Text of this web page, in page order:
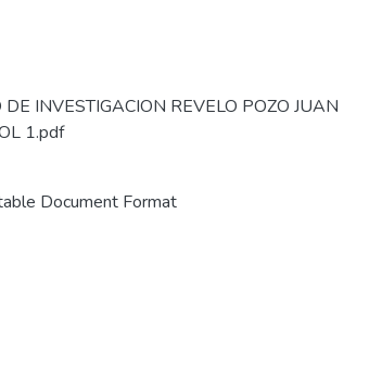
DE INVESTIGACION REVELO POZO JUAN
1.pdf
Document Format